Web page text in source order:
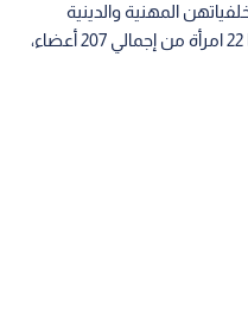
المهنية والدينية
والمجتمعية، حيث يضم المجلس حاليا 22 امرأة من إجمالي 207 أعضاء،